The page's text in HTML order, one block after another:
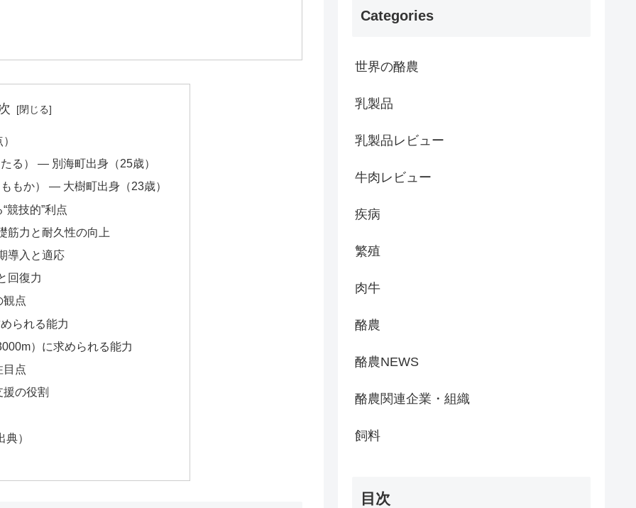
る） — 別海町出身（25歳）
もか） — 大樹町出身（23歳）
競技的”利点
筋力と耐久性の向上
導入と適応
回復力
観点
られる能力
）に求められる能力
目点
の役割
）
Categories
世界の酪農
乳製品
乳製品レビュー
牛肉レビュー
疾病
繁殖
肉牛
酪農
酪農NEWS
酪農関連企業・組織
飼料
目次